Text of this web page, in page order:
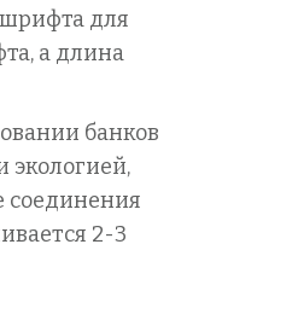
для
а длина
банков
экологией,
соединения
2-3